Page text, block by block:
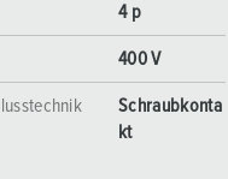
4 p
400 V
Schraubkonta
kt